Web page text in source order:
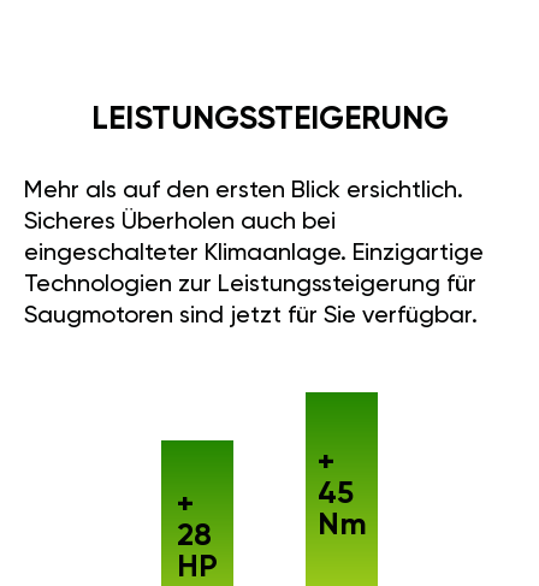
LEISTUNGSSTEIGERUNG
Mehr als auf den ersten Blick ersichtlich.
Sicheres Überholen auch bei
eingeschalteter Klimaanlage. Einzigartige
Technologien zur Leistungssteigerung für
Saugmotoren sind jetzt für Sie verfügbar.
+
28
HP
+
45
Nm